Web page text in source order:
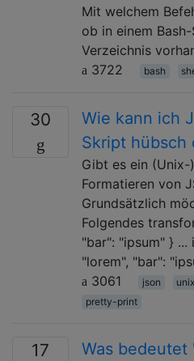
Mit welchem
ob in einem
Verzeichnis
3722
bash
30
Wie kann ich
Skript hübsch
Gibt es ein
Formatieren von
Grundsätzlich
Folgendes
"bar": "ipsum" }
"lorem", "bar":
3061
json unix
pretty-print
17
Was bedeutet